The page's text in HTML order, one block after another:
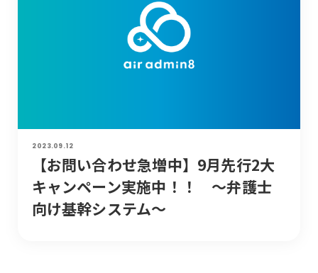
2023.09.12
【お問い合わせ急増中】9月先行2大
キャンペーン実施中！！ ～弁護士
向け基幹システム～